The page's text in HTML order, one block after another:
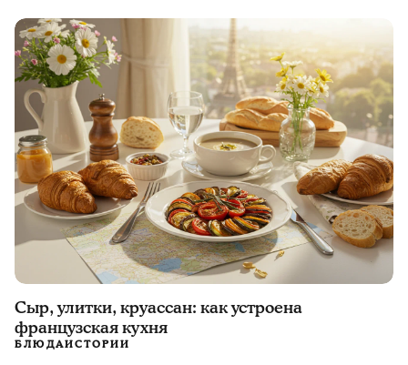
Сыр, улитки, круассан: как устроена
французская кухня
БЛЮДАИСТОРИИ